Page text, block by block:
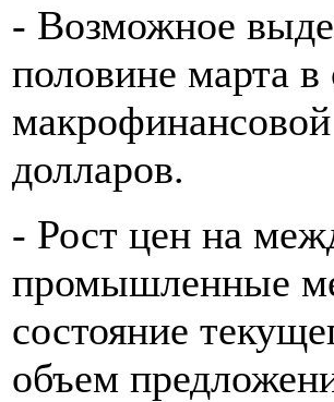
- Возможное
половине марта
долларов.
- Рост цен на
промышленные
состояние
объем